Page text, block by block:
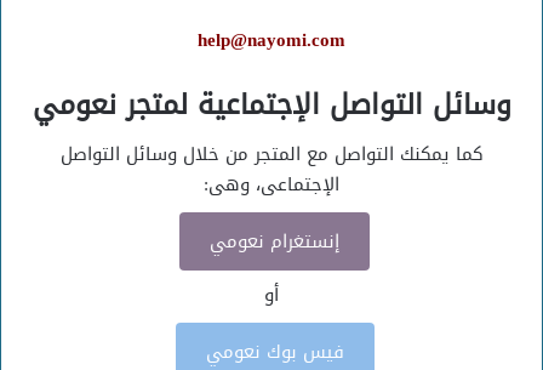
help@nayomi.com
وسائل التواصل الإجتماعية لمتجر نعومي
كما يمكنك التواصل مع المتجر من خلال وسائل التواصل
الإجتماعى، وهى:
إنستغرام نعومي
أو
فيس بوك نعومي